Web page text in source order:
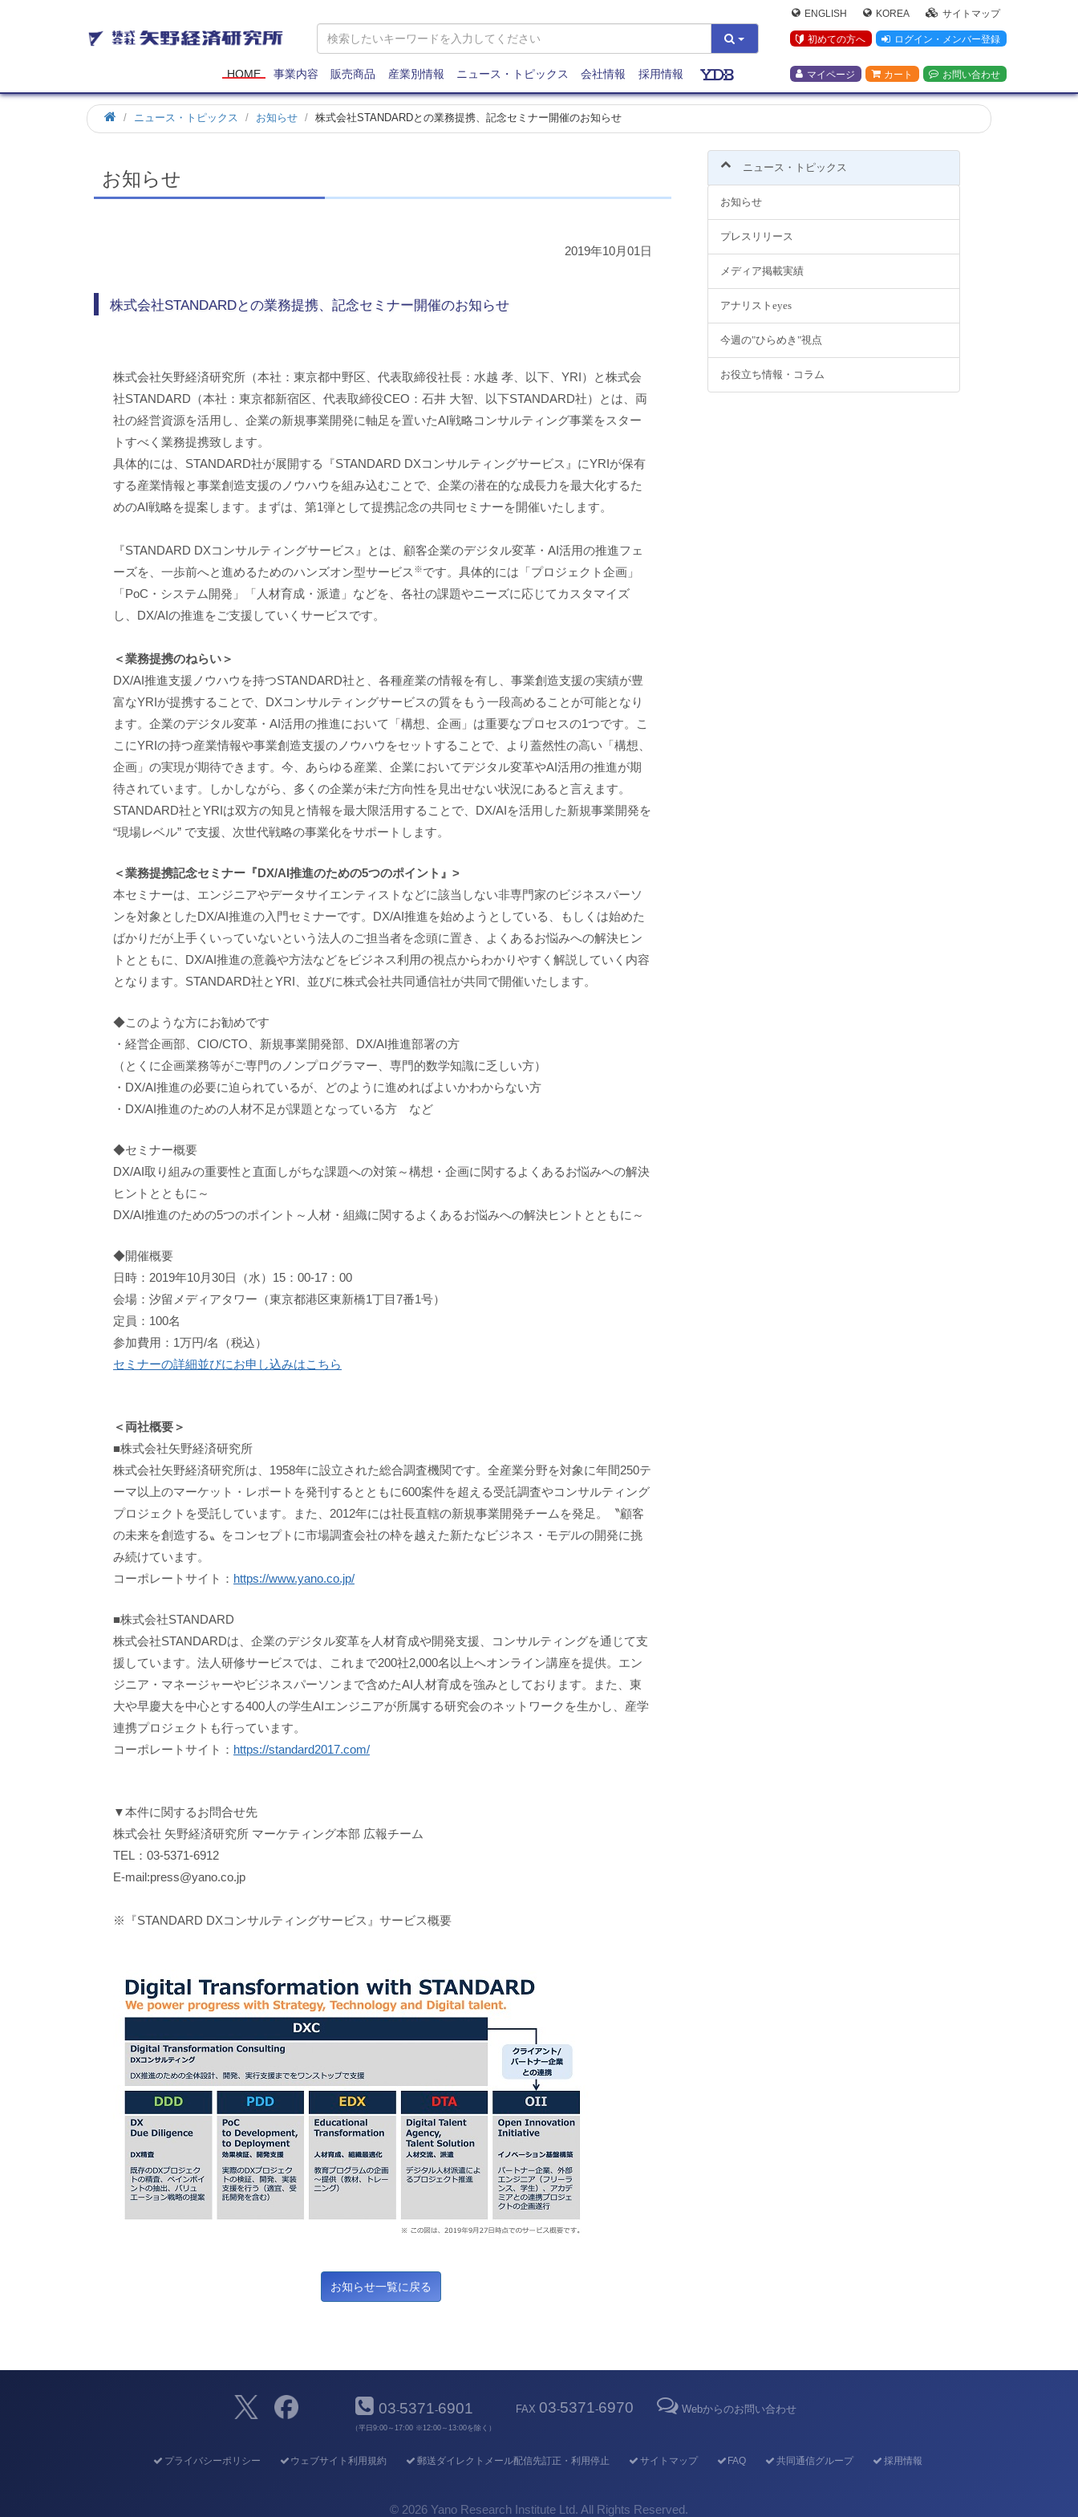
矢
野
研
究
所
ENGLISH KOREA サイトマップ
初めての方へ ログイン・メンバー登録
マイページ カート お問い合わせ
HOME 事業内容 販売商品 産業別情報 ニュース・トピックス 会社情報 採用情報
ホ
ー
ニュース・トピックス お知らせ 株式会社STANDARDとの業務提携、記念セミナー開催のお知らせ
お知らせ
2019年10月01日
株式会社STANDARDとの業務提携、記念セミナー開催のお知らせ
株式会社矢野経済研究所（本社：東京都中野区、代表取締役社長：水越 孝、以下、YRI）と株式会
社STANDARD（本社：東京都新宿区、代表取締役CEO：石井 大智、以下STANDARD社）とは、両
社の経営資源を活用し、企業の新規事業開発に軸足を置いたAI戦略コンサルティング事業をスター
トすべく業務提携致します。
具体的には、STANDARD社が展開する『STANDARD DXコンサルティングサービス』にYRIが保有
する産業情報と事業創造支援のノウハウを組み込むことで、企業の潜在的な成長力を最大化するた
めのAI戦略を提案します。まずは、第1弾として提携記念の共同セミナーを開催いたします。
『STANDARD DXコンサルティングサービス』とは、顧客企業のデジタル変革・AI活用の推進フェ
ーズを、一歩前へと進めるためのハンズオン型サービス ※です。具体的には「プロジェクト企画」
「PoC・システム開発」「人材育成・派遣」などを、各社の課題やニーズに応じてカスタマイズ
し、DX/AIの推進をご支援していくサービスです。
＜業務提携のねらい＞
DX/AI推進支援ノウハウを持つSTANDARD社と、各種産業の情報を有し、事業創造支援の実績が豊
富なYRIが提携することで、DXコンサルティングサービスの質をもう一段高めることが可能となり
ます。企業のデジタル変革・AI活用の推進において「構想、企画」は重要なプロセスの1つです。こ
こにYRIの持つ産業情報や事業創造支援のノウハウをセットすることで、より蓋然性の高い「構想、
企画」の実現が期待できます。今、あらゆる産業、企業においてデジタル変革やAI活用の推進が期
待されています。しかしながら、多くの企業が未だ方向性を見出せない状況にあると言えます。
STANDARD社とYRIは双方の知見と情報を最大限活用することで、DX/AIを活用した新規事業開発を
“現場レベル” で支援、次世代戦略の事業化をサポートします。
＜業務提携記念セミナー『DX/AI推進のための5つのポイント』>
本セミナーは、エンジニアやデータサイエンティストなどに該当しない非専門家のビジネスパーソ
ンを対象としたDX/AI推進の入門セミナーです。DX/AI推進を始めようとしている、もしくは始めた
ばかりだが上手くいっていないという法人のご担当者を念頭に置き、よくあるお悩みへの解決ヒン
トとともに、DX/AI推進の意義や方法などをビジネス利用の視点からわかりやすく解説していく内容
となります。STANDARD社とYRI、並びに株式会社共同通信社が共同で開催いたします。
◆このような方にお勧めです
・経営企画部、CIO/CTO、新規事業開発部、DX/AI推進部署の方
（とくに企画業務等がご専門のノンプログラマー、専門的数学知識に乏しい方）
・DX/AI推進の必要に迫られているが、どのように進めればよいかわからない方
・DX/AI推進のための人材不足が課題となっている方 など
◆セミナー概要
DX/AI取り組みの重要性と直面しがちな課題への対策～構想・企画に関するよくあるお悩みへの解決
ヒントとともに～
DX/AI推進のための5つのポイント～人材・組織に関するよくあるお悩みへの解決ヒントとともに～
◆開催概要
日時：2019年10月30日（水）15：00-17：00
会場：汐留メディアタワー（東京都港区東新橋1丁目7番1号）
定員：100名
参加費用：1万円/名（税込）
セミナーの詳細並びにお申し込みはこちら
＜両社概要＞
■株式会社矢野経済研究所
株式会社矢野経済研究所は、1958年に設立された総合調査機関です。全産業分野を対象に年間250テ
ーマ以上のマーケット・レポートを発刊するとともに600案件を超える受託調査やコンサルティング
プロジェクトを受託しています。また、2012年には社長直轄の新規事業開発チームを発足。〝顧客
の未来を創造する〟をコンセプトに市場調査会社の枠を越えた新たなビジネス・モデルの開発に挑
み続けています。
コーポレートサイト： https://www.yano.co.jp/
■株式会社STANDARD
株式会社STANDARDは、企業のデジタル変革を人材育成や開発支援、コンサルティングを通じて支
援しています。法人研修サービスでは、これまで200社2,000名以上へオンライン講座を提供。エン
ジニア・マネージャーやビジネスパーソンまで含めたAI人材育成を強みとしております。また、東
大や早慶大を中心とする400人の学生AIエンジニアが所属する研究会のネットワークを生かし、産学
連携プロジェクトも行っています。
コーポレートサイト： https://standard2017.com/
▼本件に関するお問合せ先
株式会社 矢野経済研究所 マーケティング本部 広報チーム
TEL：03-5371-6912
E-mail:press@yano.co.jp
※『STANDARD DXコンサルティングサービス』サービス概要
ニュース・トピックス
お知らせ
プレスリリース
メディア掲載実績
アナリストeyes
今週の"ひらめき"視点
お役立ち情報・コラム
03-5371-6901
（平日9:00～17:00 ※12:00～13:00を除く）
FAX 03-5371-6970 Webからのお問い合わせ
プライバシーポリシー ウェブサイト利用規約 郵送ダイレクトメール配信先訂正・利用停止 サイトマップ FAQ 共同通信グループ 採用情報
© 2026 Yano Research Institute Ltd. All Rights Reserved.